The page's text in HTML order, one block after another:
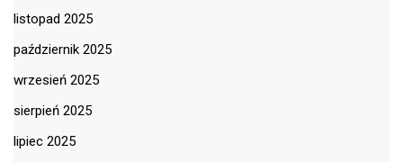
listopad 2025
październik 2025
wrzesień 2025
sierpień 2025
lipiec 2025